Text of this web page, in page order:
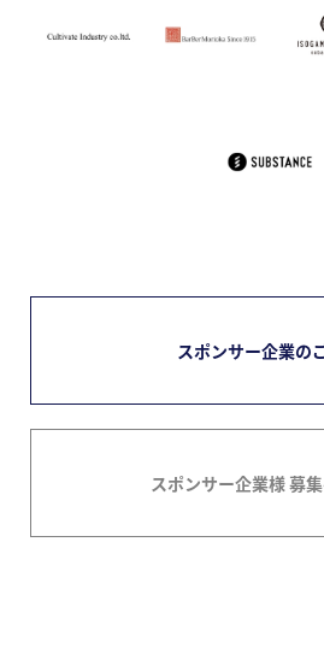
スポンサー企業の
スポンサー企業様 募